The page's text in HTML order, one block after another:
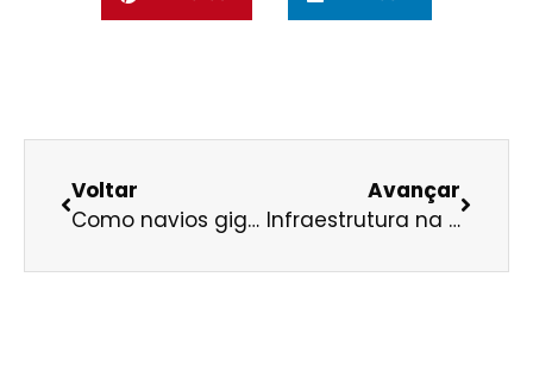
Voltar
Como navios gigantes podem reduzir os custos e os impactos ambientais da exportação brasileira
Avançar
Infraestrutura na Amazônia, sim, para o amazônida